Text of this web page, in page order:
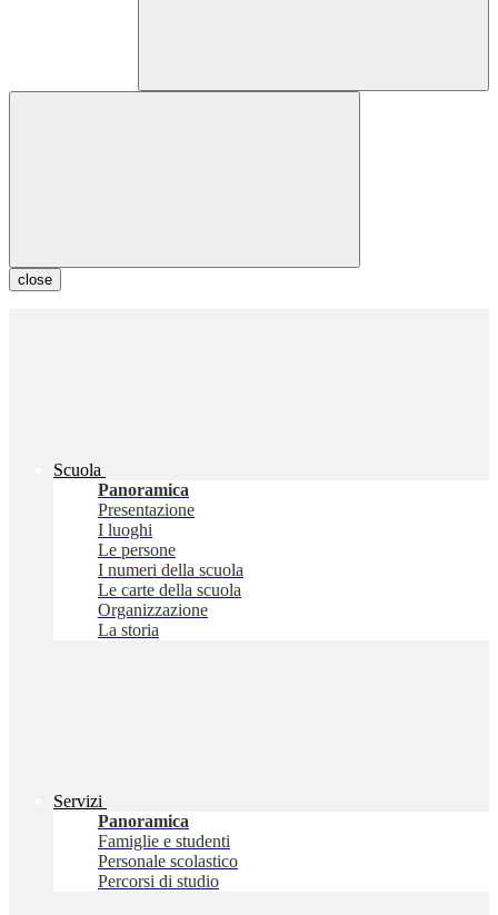
close
Scuola
Panoramica
Presentazione
I luoghi
Le persone
I numeri della scuola
Le carte della scuola
Organizzazione
La storia
Servizi
Panoramica
Famiglie e studenti
Personale scolastico
Percorsi di studio